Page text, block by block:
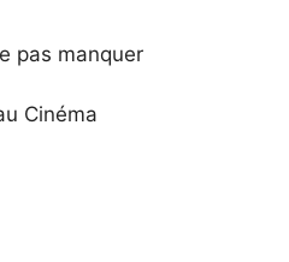
pas manquer
Cinéma